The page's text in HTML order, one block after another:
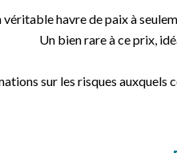
véritable havre de paix à
Un bien rare à ce prix,
sur les risques auxquels